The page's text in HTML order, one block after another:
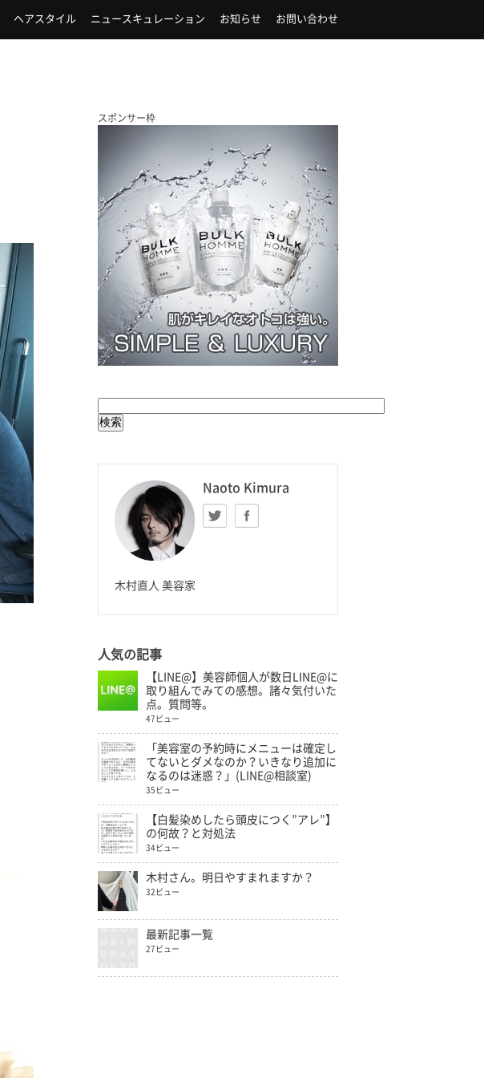
ヘアスタイル ニュースキュレーション お知らせ お問い合わせ
スポンサー枠
Naoto Kimura
木村直人 美容家
人気の記事
【LINE@】美容師個人が数日LINE@に
取り組んでみての感想。諸々気付いた
点。質問等。
47ビュー
「美容室の予約時にメニューは確定し
てないとダメなのか？いきなり追加に
なるのは迷惑？」(LINE@相談室)
35ビュー
【白髪染めしたら頭皮につく”アレ”】
の何故？と対処法
34ビュー
木村さん。明日やすまれますか？
32ビュー
最新記事一覧
27ビュー